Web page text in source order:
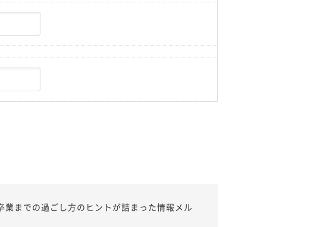
までの過ごし方のヒントが詰まった情報メル